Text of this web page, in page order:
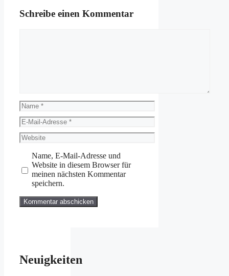
Schreibe einen Kommentar
Name
E-
Mail-
Adresse
Website
Name, E-Mail-Adresse und
Website in diesem Browser für
meinen nächsten Kommentar
speichern.
Neuigkeiten